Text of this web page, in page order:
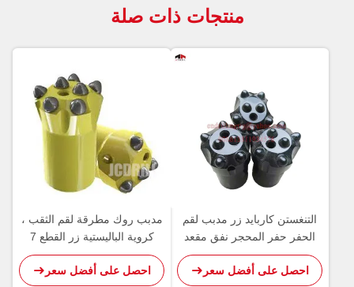
منتجات ذات صلة
التنغستن كاربايد زر مدبب لقم
الحفر حفر المحجر نفق مقعد
احصل على أفضل سعر
مدبب روك مطرقة لقم الثقب ،
كروية الباليستية زر القطع 7
درجة
احصل على أفضل سعر